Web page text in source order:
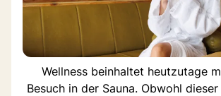
Wellness beinhaltet heutzutage
Besuch in der Sauna. Obwohl